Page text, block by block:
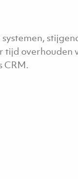
tijd overhouden
CRM.